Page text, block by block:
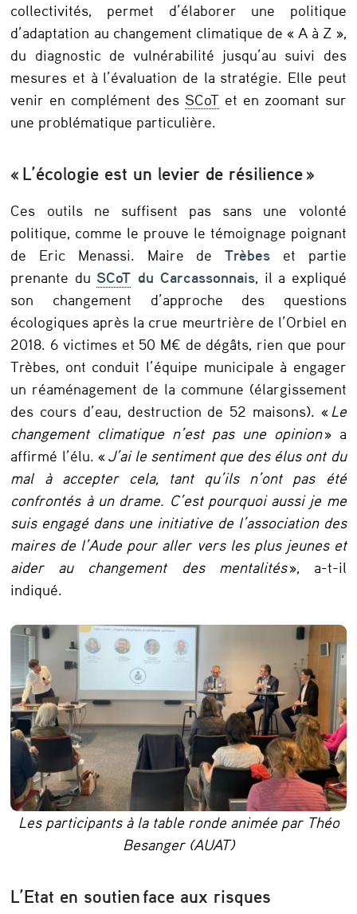
collectivités, permet d’élaborer une politique
d’adaptation au changement climatique de « A à Z »,
du diagnostic de vulnérabilité jusqu’au suivi des
mesures et à l’évaluation de la stratégie. Elle peut
venir en complément des SCoT et en zoomant sur
une problématique particulière.
« L’écologie est un levier de résilience »
Ces outils ne suffisent pas sans une volonté
politique, comme le prouve le témoignage poignant
de Eric Menassi. Maire deTrèbes et partie
prenante du SCoT du Carcassonnais , il a expliqué
son changement d’approche des questions
écologiques après la crue meurtrière de l’Orbiel en
2018. 6 victimes et 50 M€ de dégâts, rien que pour
Trèbes, ont conduit l’équipe municipale à engager
un réaménagement de la commune (élargissement
des cours d’eau, destruction de 52 maisons). « Le
changement climatique n’est pas une opinion» a
affirmé l’élu. « J’ai le sentiment que des élus ont du
mal à accepter cela, tant qu’ils n’ont pas été
confrontés à un drame. C’est pourquoi aussi je me
suis engagé dans une initiative de l’association des
maires de l’Aude pour aller vers les plus jeunes et
aider au changement des mentalités», a-t-il
indiqué.
Les participants à la table ronde animée par Théo
Besanger (AUAT)
L’Etat en soutien face aux risques